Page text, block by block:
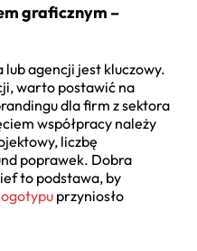
graficznym –
agencji jest kluczowy.
warto postawić na
dla firm z sektora
współpracy należy
liczbę
poprawek. Dobra
to podstawa, by
przyniosło